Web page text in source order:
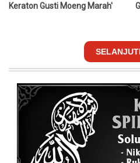
Keraton Gusti Moeng Marah'